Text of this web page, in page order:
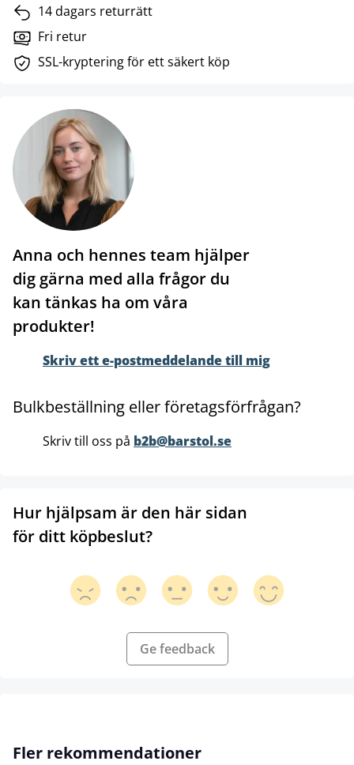
14 dagars returrätt
Fri retur
SSL-kryptering för ett säkert köp
Anna och hennes team hjälper
dig gärna med alla frågor du
kan tänkas ha om våra
produkter!
Skriv ett e-postmeddelande till mig
Bulkbeställning eller företagsförfrågan?
Skriv till oss på b2b@barstol.se
Hur hjälpsam är den här sidan
för ditt köpbeslut?
Ge feedback
Hoppa över produktgalleri
Fler rekommendationer